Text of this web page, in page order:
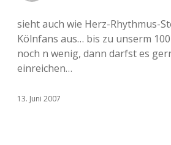
sieht auch wie Herz-Rhythmus-
Kölnfans aus… bis zu unserm
noch n wenig, dann darfst es
einreichen…
13. Juni 2007